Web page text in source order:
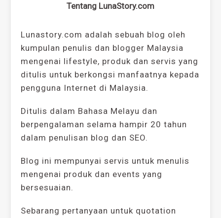
Tentang LunaStory.com
Lunastory.com adalah sebuah blog oleh
kumpulan penulis dan blogger Malaysia
mengenai lifestyle, produk dan servis yang
ditulis untuk berkongsi manfaatnya kepada
pengguna Internet di Malaysia.
Ditulis dalam Bahasa Melayu dan
berpengalaman selama hampir 20 tahun
dalam penulisan blog dan SEO.
Blog ini mempunyai servis untuk menulis
mengenai produk dan events yang
bersesuaian.
Sebarang pertanyaan untuk quotation